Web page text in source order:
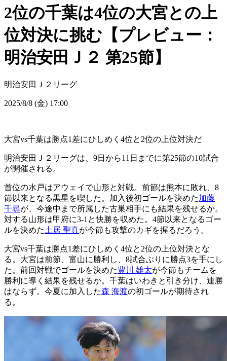
2位の千葉は4位の大宮との上
位対決に挑む【プレビュー：
明治安田Ｊ２ 第25節】
明治安田Ｊ２リーグ
2025/8/8 (金) 17:00
大宮vs千葉は勝点1差にひしめく4位と2位の上位対決だ
明治安田Ｊ２リーグは、9日から11日までに第25節の10試合
が開催される。
首位の水戸はアウェイで山形と対戦。前節は熊本に敗れ、8
節以来となる黒星を喫した。加入後初ゴールを決めた加藤
千尋が、今途中まで所属した古巣相手にも結果を残せるか。
対する山形は甲府に3-1と快勝を収めた。4節以来となるゴー
ルを決めた土居 聖真が今節も攻撃のカギを握るだろう。
大宮vs千葉は勝点1差にひしめく4位と2位の上位対決とな
る。大宮は前節、富山に勝利し、8試合ぶりに勝点3を手にし
た。前回対戦でゴールを決めた豊川 雄太が今節もチームを
勝利に導く結果を残せるか。千葉はいわきと引き分け、連勝
はならず。今夏に加入した森 海渡の初ゴールが期待され
る。